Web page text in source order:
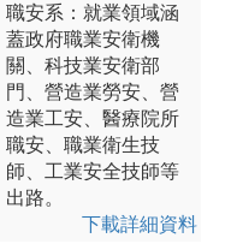
職安系：就業領域涵
蓋政府職業安衛機
關、科技業安衛部
門、營造業勞安、營
造業工安、醫療院所
職安、職業衛生技
師、工業安全技師等
出路。
下載詳細資料